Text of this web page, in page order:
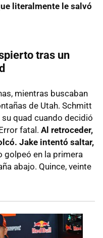
literalmente le salvó
tras un
mientras buscaban
de Utah. Schmitt
quad cuando decidió
fatal. Al retroceder,
Jake intentó saltar,
golpeó en la primera
abajo. Quince, veinte